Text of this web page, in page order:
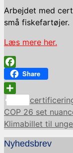
Arbejdet med
små fiskefartøjer.
Læs mere her.
Facebook
Share
Share
Kategorier
COP 26 set
Klimabillet til
Nyhedsbrev